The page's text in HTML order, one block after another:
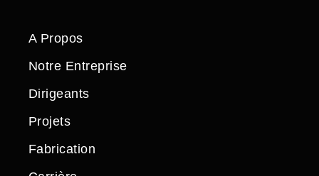
A Propos
Notre Entreprise
Dirigeants
Projets
Fabrication